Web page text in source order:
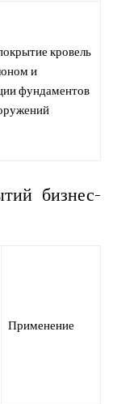
кровель
и
фундаментов
бизнес-
Применение